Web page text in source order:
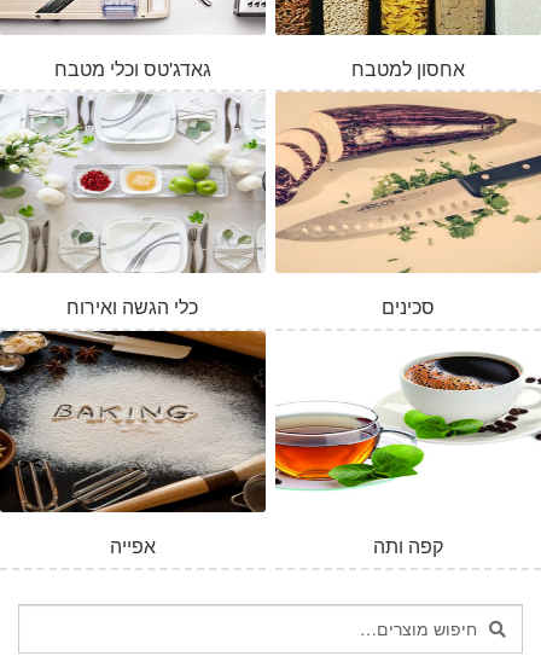
גאדג'טס וכלי מטבח אחסון למטבח
כלי הגשה ואירוח סכינים
אפייה קפה ותה
חיפוש
עבור:
חיפוש